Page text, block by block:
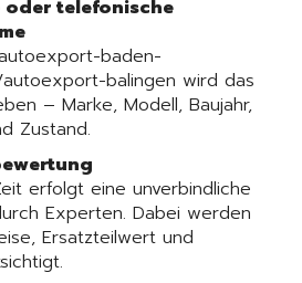
telefonische
baden-
balingen wird das
– Marke, Modell, Baujahr,
Zustand.
erfolgt eine unverbindliche
Experten. Dabei werden
Ersatzteilwert und